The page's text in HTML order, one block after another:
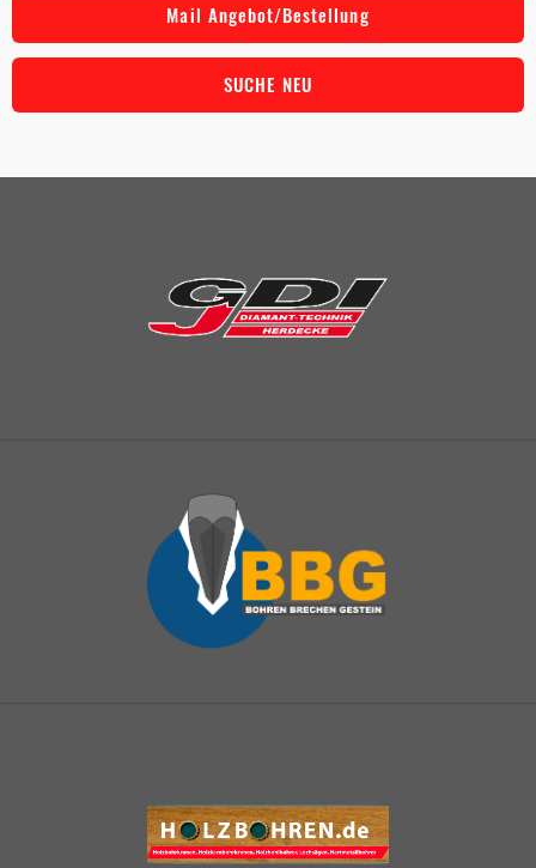
Mail Angebot/Bestellung
SUCHE NEU